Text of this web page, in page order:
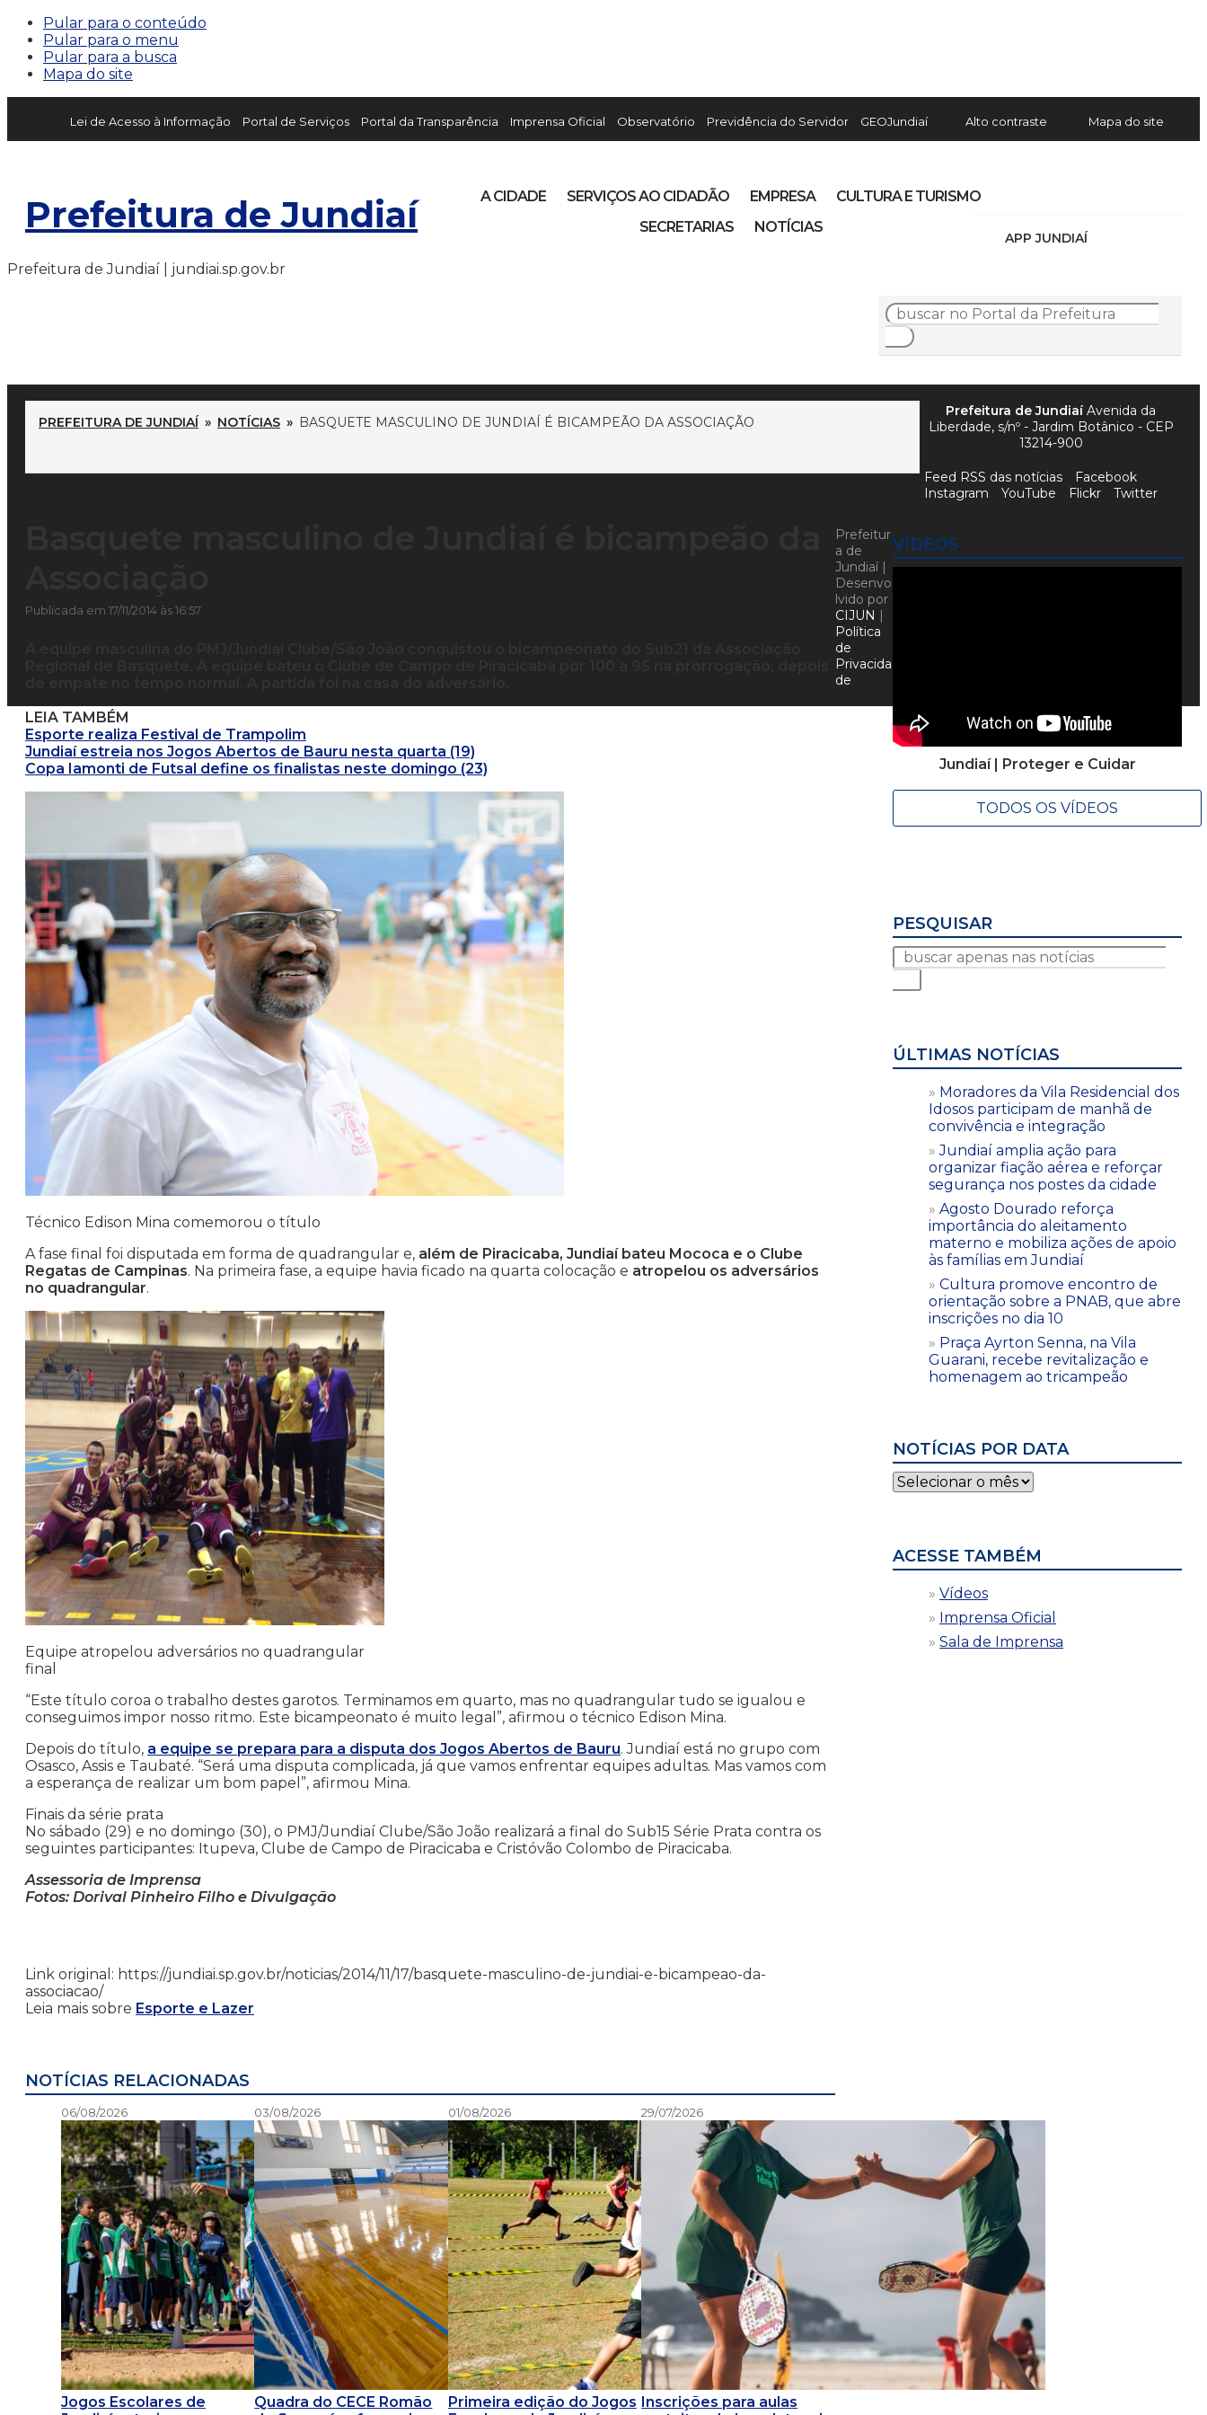
Pular para o conteúdo
Pular para o menu
Pular para a busca
Mapa do site
Lei de Acesso à Informação Portal de Serviços Portal da Transparência Imprensa Oficial Observatório Previdência do Servidor GEOJundiaí Alto contraste Mapa do site
Prefeitura de Jundiaí
APP JUNDIAÍ
A CIDADE SERVIÇOS AO CIDADÃO EMPRESA
CULTURA E TURISMO
SECRETARIAS
NOTÍCIAS
Prefeitura de Jundiaí | jundiai.sp.gov.br
PREFEITURA DE JUNDIAÍ » NOTÍCIAS » BASQUETE MASCULINO DE JUNDIAÍ É BICAMPEÃO DA ASSOCIAÇÃO
Publicada em 17/11/2014 às 16:57
LEIA TAMBÉM
Esporte realiza Festival de Trampolim
Jundiaí estreia nos Jogos Abertos de Bauru nesta quarta (19)
Copa Iamonti de Futsal define os finalistas neste domingo (23)
Técnico Edison Mina comemorou o título
A fase final foi disputada em forma de quadrangular e, além de Piracicaba, Jundiaí bateu Mococa e o Clube
Regatas de Campinas. Na primeira fase, a equipe havia ficado na quarta colocação e atropelou os adversários
no quadrangular.
Equipe atropelou adversários no quadrangular
final
“Este título coroa o trabalho destes garotos. Terminamos em quarto, mas no quadrangular tudo se igualou e
conseguimos impor nosso ritmo. Este bicampeonato é muito legal”, afirmou o técnico Edison Mina.
Depois do título, a equipe se prepara para a disputa dos Jogos Abertos de Bauru. Jundiaí está no grupo com
Osasco, Assis e Taubaté. “Será uma disputa complicada, já que vamos enfrentar equipes adultas. Mas vamos com
a esperança de realizar um bom papel”, afirmou Mina.
Finais da série prata
No sábado (29) e no domingo (30), o PMJ/Jundiaí Clube/São João realizará a final do Sub15 Série Prata contra os
seguintes participantes: Itupeva, Clube de Campo de Piracicaba e Cristóvão Colombo de Piracicaba.
Assessoria de Imprensa
Fotos: Dorival Pinheiro Filho e Divulgação
Link original: https://jundiai.sp.gov.br/noticias/2014/11/17/basquete-masculino-de-jundiai-e-bicampeao-da-
associacao/
Leia mais sobre Esporte e Lazer
NOTÍCIAS RELACIONADAS
06/08/2026
Jogos Escolares de
03/08/2026
Quadra do CECE Romão
01/08/2026
Primeira edição do Jogos
29/07/2026
Inscrições para aulas
VÍDEOS
Jundiaí | Proteger e Cuidar
TODOS OS VÍDEOS
PESQUISAR
ÚLTIMAS NOTÍCIAS
Moradores da Vila Residencial dos
Idosos participam de manhã de
convivência e integração
Jundiaí amplia ação para
organizar fiação aérea e reforçar
segurança nos postes da cidade
Agosto Dourado reforça
importância do aleitamento
materno e mobiliza ações de apoio
às famílias em Jundiaí
Cultura promove encontro de
orientação sobre a PNAB, que abre
inscrições no dia 10
Praça Ayrton Senna, na Vila
Guarani, recebe revitalização e
homenagem ao tricampeão
NOTÍCIAS POR DATA
Notícias
por
ACESSE TAMBÉM
Vídeos
Imprensa Oficial
Sala de Imprensa
Prefeitura de JundiaíAvenida da
Liberdade, s/nº - Jardim Botânico - CEP
13214-900
Feed RSS das notícias
Facebook
Instagram
YouTube Flickr Twitter
Prefeitur
a de
Jundiaí |
Desenvo
lvido por
CIJUN |
Política
de
Privacida
de